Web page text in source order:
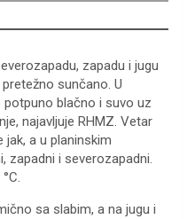
zapadu i jugu
sunčano. U
blačno i suvo uz
najavljuje RHMZ. Vetar
jak, a u planinskim
zapadni i severozapadni.
sa slabim, a na jugu i